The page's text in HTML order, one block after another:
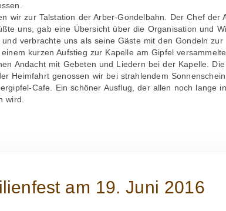
wir zur Talstation der Arber-Gondelbahn. Der Chef der
uns, gab eine Übersicht über die Organisation und
verbrachte uns als seine Gäste mit den Gondeln zur
kurzen Aufstieg zur Kapelle am Gipfel
Andacht mit Gebeten und Liedern bei der Kapelle. Die
Heimfahrt genossen wir bei strahlendem
Cafe. Ein schöner Ausflug, der allen noch lange in
wird.
am 19. Juni 2016